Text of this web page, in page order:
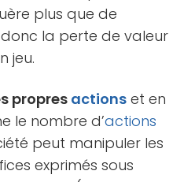
plus que de
la perte de valeur
jeu.
propres actions et en
le nombre d’actions
peut manipuler les
exprimés sous